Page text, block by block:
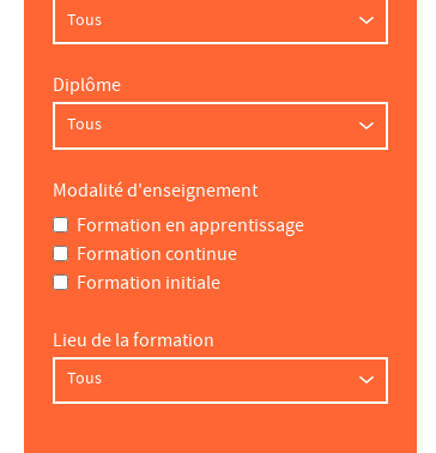
Diplôme
Modalité d'enseignement
Formation en apprentissage
Formation continue
Formation initiale
Lieu de la formation